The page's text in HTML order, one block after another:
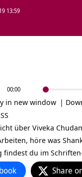
13:59
00:00
in new window |
überViveka
höre was
findest du im
Share